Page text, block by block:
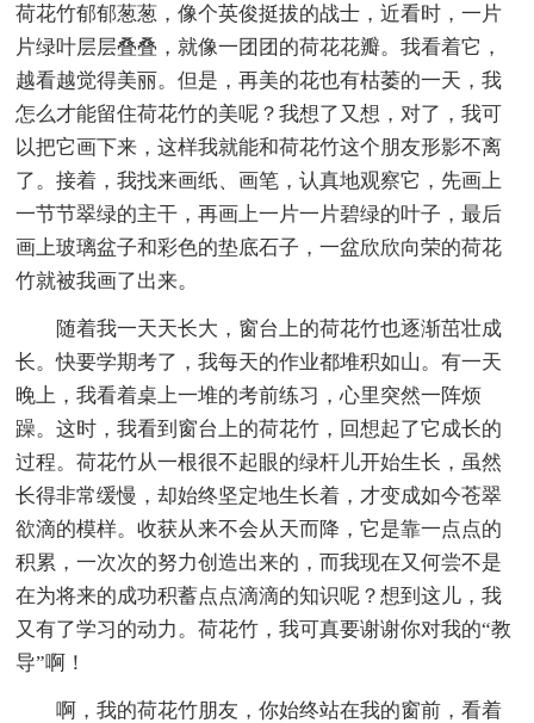
荷花竹郁郁葱葱，像个英俊挺拔的战士，近看时，一片
片绿叶层层叠叠，就像一团团的荷花花瓣。我看着它，
越看越觉得美丽。但是，再美的花也有枯萎的一天，我
怎么才能留住荷花竹的美呢？我想了又想，对了，我可
以把它画下来，这样我就能和荷花竹这个朋友形影不离
了。接着，我找来画纸、画笔，认真地观察它，先画上
一节节翠绿的主干，再画上一片一片碧绿的叶子，最后
画上玻璃盆子和彩色的垫底石子，一盆欣欣向荣的荷花
竹就被我画了出来。
随着我一天天长大，窗台上的荷花竹也逐渐茁壮成
长。快要学期考了，我每天的作业都堆积如山。有一天
晚上，我看着桌上一堆的考前练习，心里突然一阵烦
躁。这时，我看到窗台上的荷花竹，回想起了它成长的
过程。荷花竹从一根很不起眼的绿杆儿开始生长，虽然
长得非常缓慢，却始终坚定地生长着，才变成如今苍翠
欲滴的模样。收获从来不会从天而降，它是靠一点点的
积累，一次次的努力创造出来的，而我现在又何尝不是
在为将来的成功积蓄点点滴滴的知识呢？想到这儿，我
又有了学习的动力。荷花竹，我可真要谢谢你对我的“教
导”啊！
啊，我的荷花竹朋友，你始终站在我的窗前，看着